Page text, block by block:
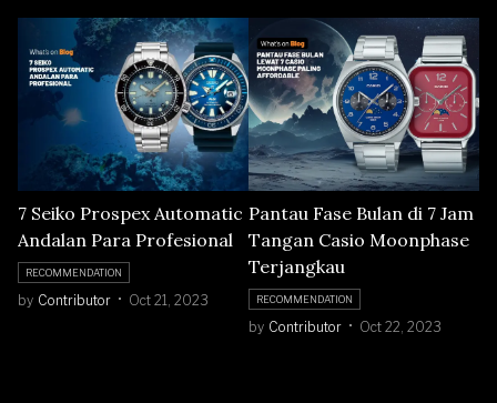
7 Seiko Prospex Automatic
Andalan Para Profesional
RECOMMENDATION
by Contributor Oct 21, 2023
Pantau Fase Bulan di 7 Jam
Tangan Casio Moonphase
Terjangkau
RECOMMENDATION
by Contributor Oct 22, 2023